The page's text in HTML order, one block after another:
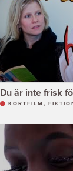
Du är inte frisk
KORTFILM,